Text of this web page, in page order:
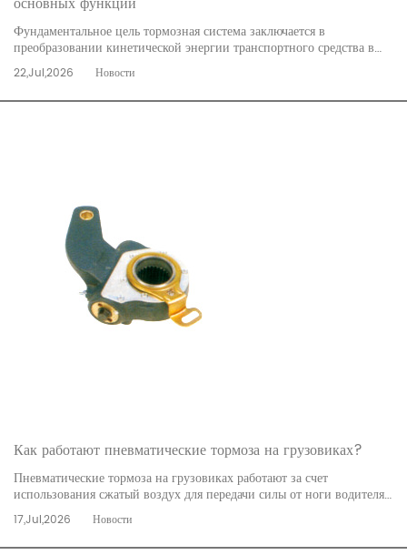
Фундаментальное цель тормозная система заключается в
преобразовании кинетической энергии транспортного средства в
тепловую энергию посредством трения, позволяя водителю
безопасно замедляться, останавливаться и сохранять неподвижное
положение на любом уклоне. Без этого ко...читать далее
22,Jul,2026 Новости
Как работают пневматические тормоза на грузовиках?
Пневматические тормоза на грузовиках работают за счет
использования сжатый воздух для передачи силы от ноги водителя
к тормозным камерам, которые затем прижимают тормозные
колодки или колодки к вращающимся компонентам, чтобы
замедлить транспортное средство. В отличие от легковых авт...
17,Jul,2026 Новости